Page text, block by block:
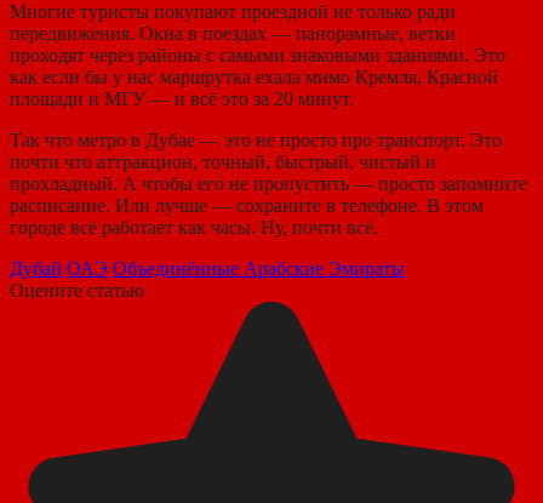
Многие туристы покупают проездной не только ради
передвижения. Окна в поездах — панорамные, ветки
проходят через районы с самыми знаковыми зданиями. Это
как если бы у нас маршрутка ехала мимо Кремля, Красной
площади и МГУ — и всё это за 20 минут.
Так что метро в Дубае — это не просто про транспорт. Это
почти что аттракцион, точный, быстрый, чистый и
прохладный. А чтобы его не пропустить — просто запомните
расписание. Или лучше — сохраните в телефоне. В этом
городе всё работает как часы. Ну, почти всё.
Дубай ОАЭ Объединённые Арабские Эмираты
Оцените статью